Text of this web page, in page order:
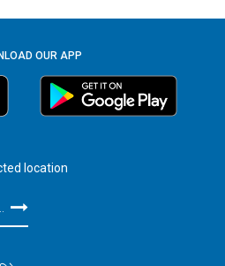
OUR APP
location
LOCATION